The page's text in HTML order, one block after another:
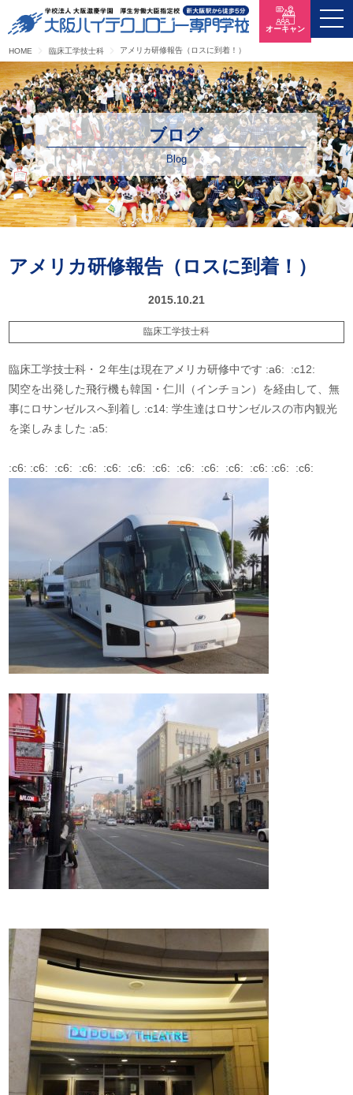
HOME 臨床工学技士科 アメリカ研修報告（ロスに到着！）
オーキャン
ブログ
Blog
アメリカ研修報告（ロスに到着！）
2015.10.21
臨床工学技士科
臨床工学技士科・２年生は現在アメリカ研修中です :a6: :c12:
関空を出発した飛行機も韓国・仁川（インチョン）を経由して、無
事にロサンゼルスへ到着し :c14: 学生達はロサンゼルスの市内観光
を楽しみました :a5:
:c6: :c6: :c6: :c6: :c6: :c6: :c6: :c6: :c6: :c6: :c6: :c6: :c6: